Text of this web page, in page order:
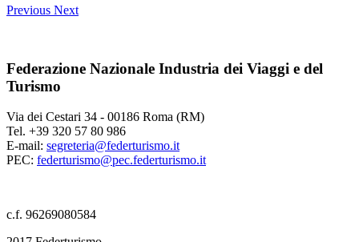
Previous Next
Federazione Nazionale Industria dei Viaggi e del
Turismo
Via dei Cestari 34 - 00186 Roma (RM)
Tel. +39 320 57 80 986
E-mail: segreteria@federturismo.it
PEC: federturismo@pec.federturismo.it
c.f. 96269080584